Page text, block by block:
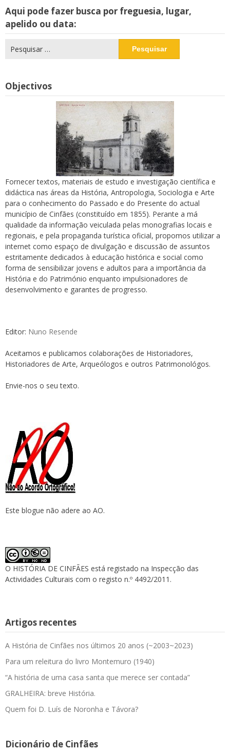
Aqui pode fazer busca por freguesia, lugar,
apelido ou data:
por:
Objectivos
Fornecer textos, materiais de estudo e investigação científica e
didáctica nas áreas da História, Antropologia, Sociologia e Arte
para o conhecimento do Passado e do Presente do actual
município de Cinfães (constituído em 1855). Perante a má
qualidade da informação veiculada pelas monografias locais e
regionais, e pela propaganda turística oficial, propomos utilizar a
internet como espaço de divulgação e discussão de assuntos
estritamente dedicados à educação histórica e social como
forma de sensibilizar jovens e adultos para a importância da
História e do Património enquanto impulsionadores de
desenvolvimento e garantes de progresso.
Editor: Nuno Resende
Aceitamos e publicamos colaborações de Historiadores,
Historiadores de Arte, Arqueólogos e outros Patrimonológos.
Envie-nos o seu texto.
Este blogue não adere ao AO.
O HISTÓRIA DE CINFÃES está registado na Inspecção das
Actividades Culturais com o registo n.º 4492/2011.
Artigos recentes
A História de Cinfães nos últimos 20 anos (~2003~2023)
Para um releitura do livro Montemuro (1940)
“A história de uma casa santa que merece ser contada”
GRALHEIRA: breve História.
Quem foi D. Luís de Noronha e Távora?
Dicionário de Cinfães